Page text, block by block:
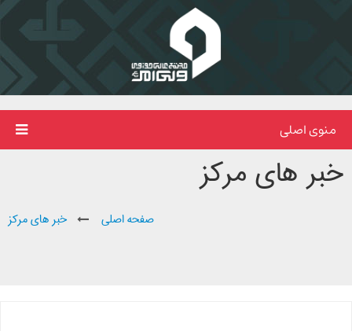
منوی اصلی
خبر های مرکز
صفحه اصلی خبر های مرکز